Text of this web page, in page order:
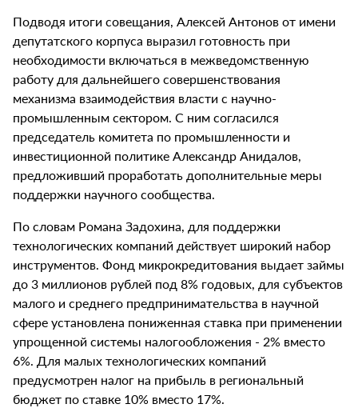
Подводя итоги совещания, Алексей Антонов от имени
депутатского корпуса выразил готовность при
необходимости включаться в межведомственную
работу для дальнейшего совершенствования
механизма взаимодействия власти с научно-
промышленным сектором. С ним согласился
председатель комитета по промышленности и
инвестиционной политике Александр Анидалов,
предложивший проработать дополнительные меры
поддержки научного сообщества.
По словам Романа Задохина, для поддержки
технологических компаний действует широкий набор
инструментов. Фонд микрокредитования выдает займы
до 3 миллионов рублей под 8% годовых, для субъектов
малого и среднего предпринимательства в научной
сфере установлена пониженная ставка при применении
упрощенной системы налогообложения - 2% вместо
6%. Для малых технологических компаний
предусмотрен налог на прибыль в региональный
бюджет по ставке 10% вместо 17%.